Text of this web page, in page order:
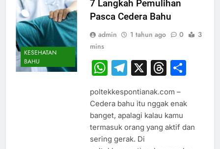
KESEHATAN
BAHU
7 Langkah Pemulihan
Pasca Cedera Bahu
admin 1 tahun ago 0
3
mins
WhatsApp
Telegram
X
poltekkespontianak.com –
Cedera bahu itu nggak enak
banget, apalagi kalau kamu
termasuk orang yang aktif dan
sering gerak. Di